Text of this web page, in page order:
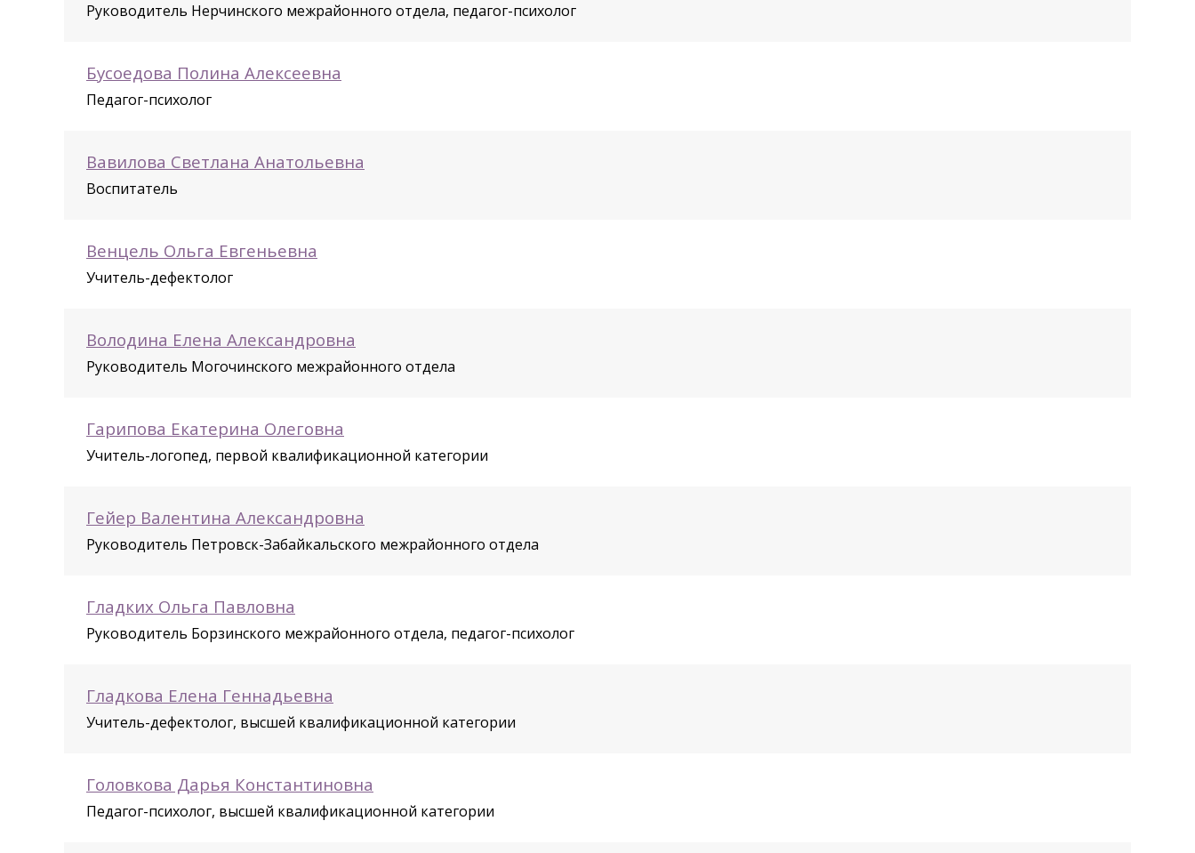
Руководитель Нерчинского межрайонного отдела, педагог-психолог
Бусоедова Полина Алексеевна
Педагог-психолог
Вавилова Светлана Анатольевна
Воспитатель
Венцель Ольга Евгеньевна
Учитель-дефектолог
Володина Елена Александровна
Руководитель Могочинского межрайонного отдела
Гарипова Екатерина Олеговна
Учитель-логопед, первой квалификационной категории
Гейер Валентина Александровна
Руководитель Петровск-Забайкальского межрайонного отдела
Гладких Ольга Павловна
Руководитель Борзинского межрайонного отдела, педагог-психолог
Гладкова Елена Геннадьевна
Учитель-дефектолог, высшей квалификационной категории
Головкова Дарья Константиновна
Педагог-психолог, высшей квалификационной категории